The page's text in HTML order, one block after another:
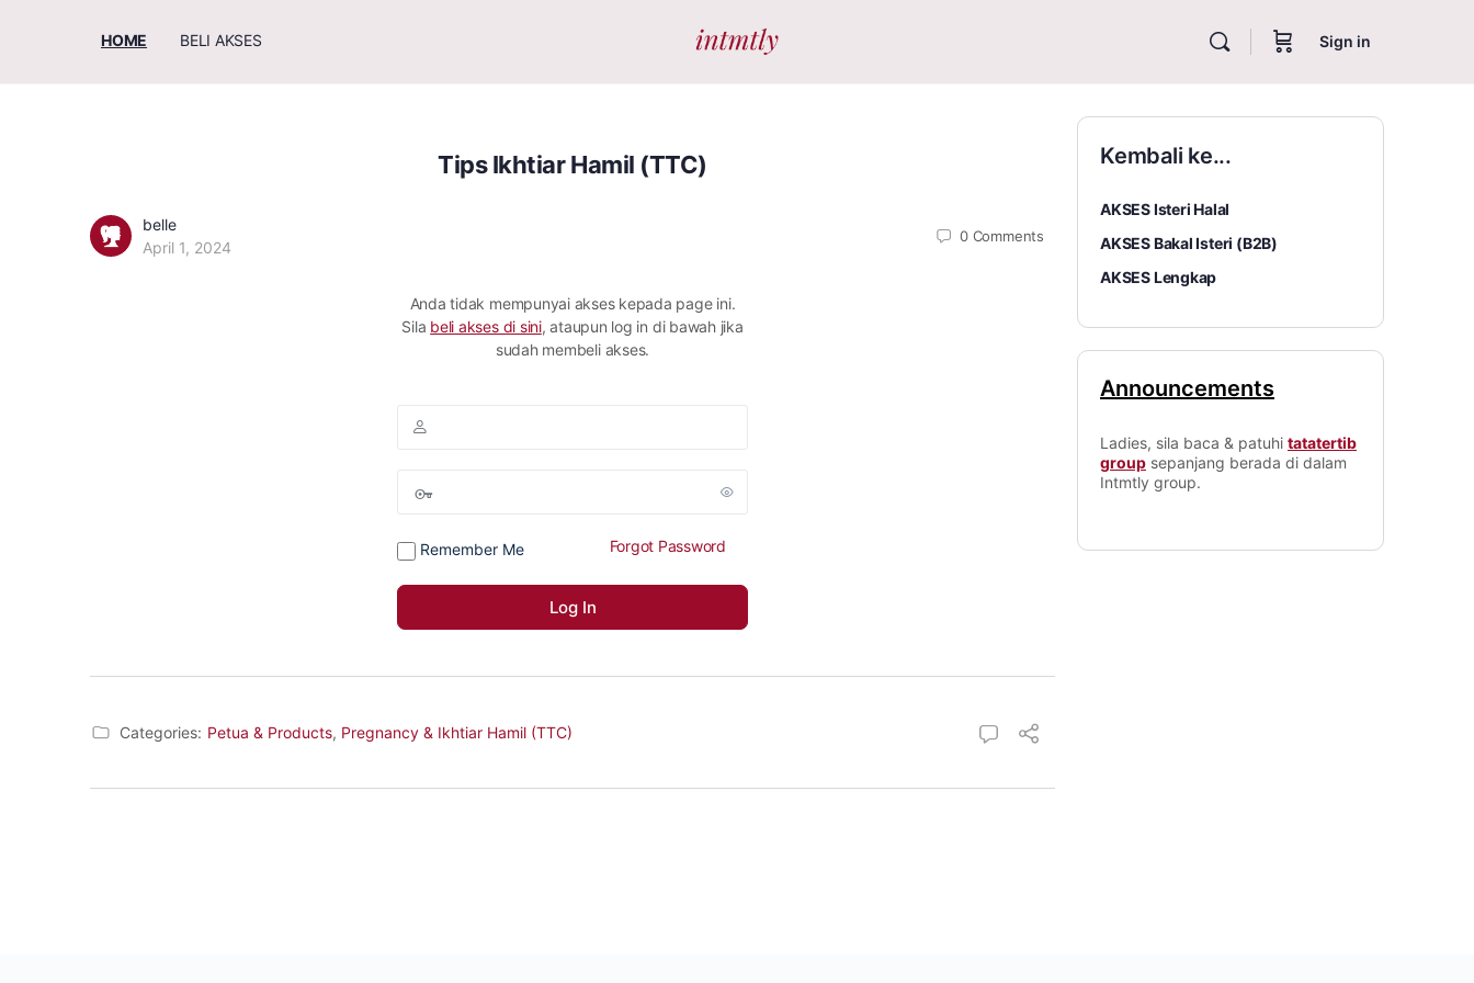
HOME BELI AKSES Sign in
Tips Ikhtiar Hamil (TTC)
belle
April 1, 2024
0 Comments
Anda tidak mempunyai akses kepada page ini.
Sila beli akses di sini, ataupun log in di bawah jika
sudah membeli akses.
Remember Me Forgot Password
Categories: Petua & Products, Pregnancy & Ikhtiar Hamil (TTC)
Kembali ke...
AKSES Isteri Halal
AKSES Bakal Isteri (B2B)
AKSES Lengkap
Announcements
Ladies, sila baca & patuhi tatatertib
group sepanjang berada di dalam
Intmtly group.